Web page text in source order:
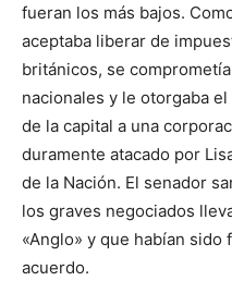
fueran los más bajos.
aceptaba liberar de
británicos, se
nacionales y le otorgaba
de la capital a una
duramente atacado por
de la Nación. El senador
los graves negociados
«Anglo» y que habían
acuerdo.